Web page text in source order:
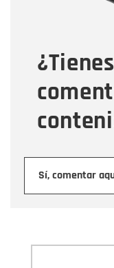
Sí, comentar
Tipo de
Mensaje